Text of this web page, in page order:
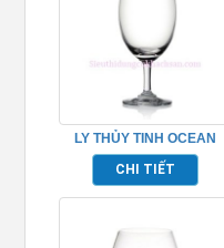
LY THỦY TINH OCEAN
SOCIETY WATER GOBLET
TP_1523G12
CHI TIẾT